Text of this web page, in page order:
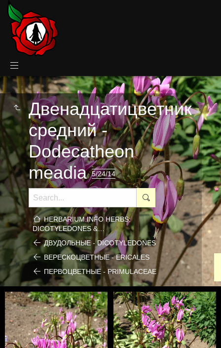
Двенадцатицветник
средний -
Dodecatheon
meadia5/24/14
HERBARIUM.INFO HERBS:
DICOTYLEDONES &…
ДВУДОЛЬНЫЕ - DICOTYLEDONES
ВЕРЕСКОЦВЕТНЫЕ - ERICALES
ПЕРВОЦВЕТНЫЕ - PRIMULACEAE